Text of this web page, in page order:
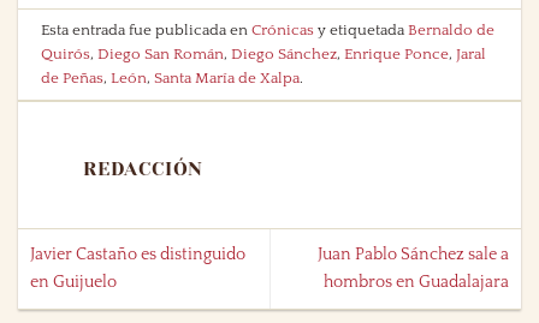
Esta entrada fue publicada enCrónicas y etiquetadaBernaldo de
Quirós,Diego San Román,Diego Sánchez,Enrique Ponce,Jaral
de Peñas,León,Santa María de Xalpa
REDACCIÓN
Javier Castaño es distinguido
en Guijuelo
Juan Pablo Sánchez sale a
hombros en Guadalajara